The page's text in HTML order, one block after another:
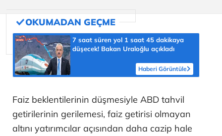
7 saat süren yol 1 saat 45 dakikaya
düşecek! Bakan Uraloğlu açıkladı
Haberi Görüntüle
Faiz beklentilerinin düşmesiyle ABD tahvil
getirilerinin gerilemesi, faiz getirisi olmayan
altını yatırımcılar açısından daha cazip hale